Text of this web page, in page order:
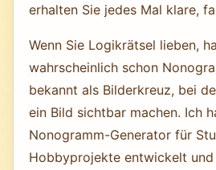
erhalten Sie jedes Mal klare,
Wenn Sie Logikrätsel lieben,
wahrscheinlich schon
bekannt als Bilderkreuz, bei
ein Bild sichtbar machen. Ich
Nonogramm-Generator für
Hobbyprojekte entwickelt